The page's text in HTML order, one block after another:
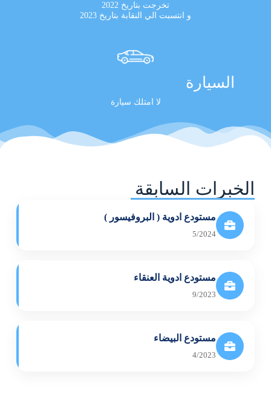
تخرجت بتاريخ 2022
و انتسبت الي النقابة بتاريخ 2023
السيارة
لا امتلك سيارة
الخبرات السابقة
مستودع ادوية ( البروفيسور )
5/2024
مستودع ادوية العنقاء
9/2023
مستودع البيضاء
4/2023